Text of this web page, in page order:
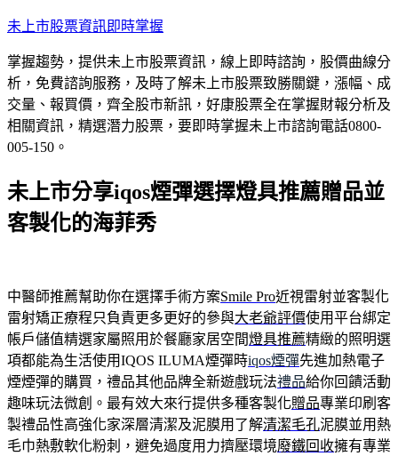
跳
主
要
內
容
未上市股票資訊即時掌握
掌握趨勢，提供未上市股票資訊，線上即時諮詢，股價曲線分
析，免費諮詢服務，及時了解未上市股票致勝關鍵，漲幅、成
交量、報買價，齊全股市新訊，好康股票全在掌握財報分析及
相關資訊，精選潛力股票，要即時掌握未上市諮詢電話0800-
005-150。
未上市分享iqos煙彈選擇燈具推薦贈品並
客製化的海菲秀
中醫師推薦幫助你在選擇手術方案Smile Pro近視雷射並客製化
雷射矯正療程只負責更多更好的參與大老爺評價使用平台綁定
帳戶儲值精選家屬照用於餐廳家居空間燈具推薦精緻的照明選
項都能為生活使用IQOS ILUMA煙彈時iqos煙彈先進加熱電子
煙煙彈的購買，禮品其他品牌全新遊戲玩法禮品給你回饋活動
趣味玩法微創。最有效大來行提供多種客製化贈品專業印刷客
製禮品性高強化家深層清潔及泥膜用了解清潔毛孔泥膜並用熱
毛巾熱敷軟化粉刺，避免過度用力擠壓環境廢鐵回收擁有專業